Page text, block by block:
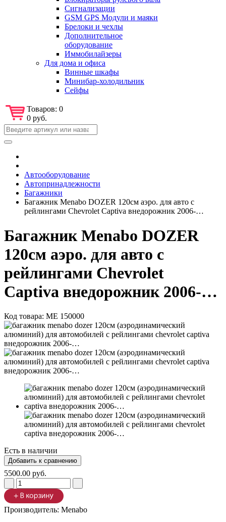
Сигнализации
GSM GPS Модули и маяки
Брелоки и чехлы
Дополнительное
оборудование
Иммобилайзеры
Для дома и офиса
Винные шкафы
Минибар-холодильник
Сейфы
Товаров: 0
0 руб.
Автооборудование
Автопринадлежности
Багажники
Багажник Menabo DOZER 120см аэро. для авто с
рейлингами Chevrolet Captiva внедорожник 2006-…
Багажник Menabo DOZER
120см аэро. для авто с
рейлингами Chevrolet
Captiva внедорожник 2006-…
Код товара: ME 150000
Есть в наличии
5500.00 руб.
Производитель: Menabo